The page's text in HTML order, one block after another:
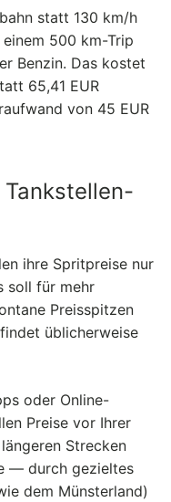
statt 130 km/h
500 km-Trip
Benzin. Das kostet
65,41 EUR
von 45 EUR
ihre Spritpreise nur
soll für mehr
Preisspitzen
üblicherweise
oder Online-
Preise vor Ihrer
Strecken
— durch gezieltes
dem Münsterland)